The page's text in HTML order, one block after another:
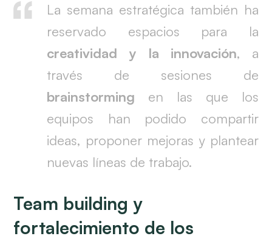
La semana estratégica también ha
reservado espacios para la
creatividad y la innovación, a
través de sesiones de
brainstorming en las que los
equipos han podido compartir
ideas, proponer mejoras y plantear
nuevas líneas de trabajo.
Team building y
fortalecimiento de los